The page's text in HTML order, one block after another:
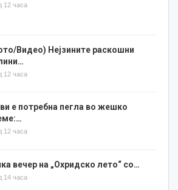
12 часа
Видео) Нејзините раскошни
12 часа
е потребна пегла во жешко
12 часа
вечер на „Охридско лето“ со…
14 часа